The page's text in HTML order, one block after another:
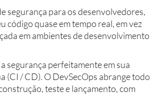
segurança para os desenvolvedores,
código quase em tempo real, em vez
em ambientes de desenvolvimento
segurança perfeitamente em sua
(CI / CD). O DevSecOps abrange todo
teste e lançamento, com